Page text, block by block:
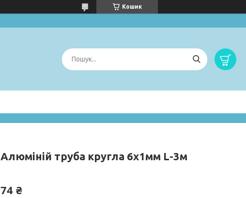
Кошик
Алюміній труба кругла 6х1мм L-3м
74 ₴